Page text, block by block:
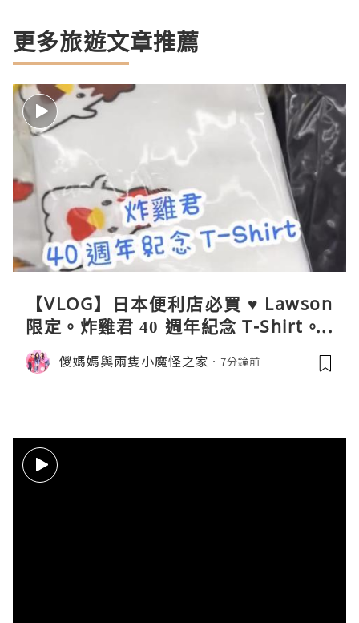
更多旅遊文章推薦
【VLOG】日本便利店必買 ♥ Lawson
限定。炸雞君 40 週年紀念 T-Shirt。C
oleman 聯乘晴雨兩用自動開合折疊
傘。與 Calbee / 湖池屋共同開發製作
儍媽媽與兩隻小魔怪之家 7分鐘前